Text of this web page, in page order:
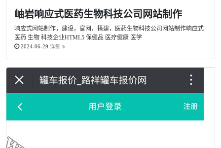
岫岩响应式医药生物科技公司网站制作
响应式网站制作，建设，官网，搭建，医药生物科技公司网站制作响应式
医药 生物 科技企业HTML5 保健品 医疗健康 医学
2024-06-29 详细